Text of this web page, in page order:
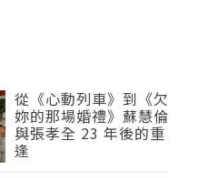
從《心動列車》到《欠
妳的那場婚禮》蘇慧倫
與張孝全 23 年後的重
逢